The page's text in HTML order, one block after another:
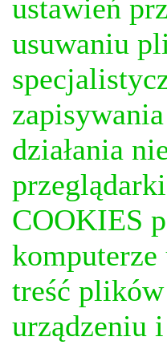
ustawień
usuwaniu
działania
COOKIES
treść
urządzeniu